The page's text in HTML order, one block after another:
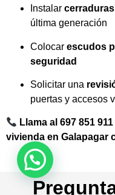
Instalar
última generación
Colocar escudos
seguridad
Solicitar una
puertas y accesos
Llama al 697 851
vivienda en Galapagar